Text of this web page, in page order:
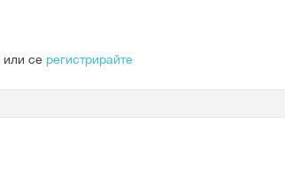
или се регистрирайте